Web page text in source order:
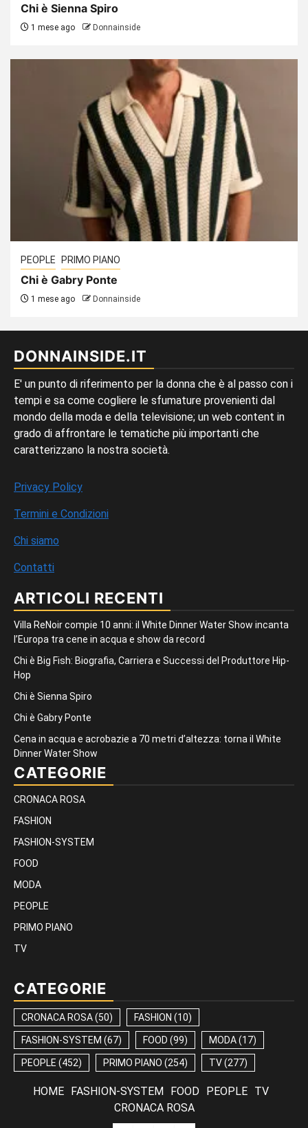
Chi è Sienna Spiro
1 mese ago Donnainside
PEOPLE PRIMO PIANO
Chi è Gabry Ponte
1 mese ago Donnainside
DONNAINSIDE.IT
E' un punto di riferimento per la donna che è al passo con i
tempi e sa come cogliere le sfumature provenienti dal
mondo della moda e della televisione; un web content in
grado di affrontare le tematiche più importanti che
caratterizzano la nostra società.
Privacy Policy
Termini e Condizioni
Chi siamo
Contatti
ARTICOLI RECENTI
Villa ReNoir compie 10 anni: il White Dinner Water Show incanta
l’Europa tra cene in acqua e show da record
Chi è Big Fish: Biografia, Carriera e Successi del Produttore Hip-
Hop
Chi è Sienna Spiro
Chi è Gabry Ponte
Cena in acqua e acrobazie a 70 metri d’altezza: torna il White
Dinner Water Show
CATEGORIE
CRONACA ROSA
FASHION
FASHION-SYSTEM
FOOD
MODA
PEOPLE
PRIMO PIANO
TV
CATEGORIE
CRONACA ROSA(50) FASHION (10)
FASHION-SYSTEM (67) FOOD (99) MODA(17)
PEOPLE (452) PRIMO PIANO (254) TV(277)
HOME FASHION-SYSTEM FOOD PEOPLE
TV
CRONACA ROSA